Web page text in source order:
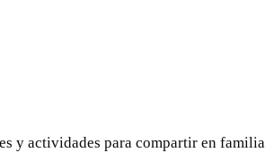
y actividades para compartir en